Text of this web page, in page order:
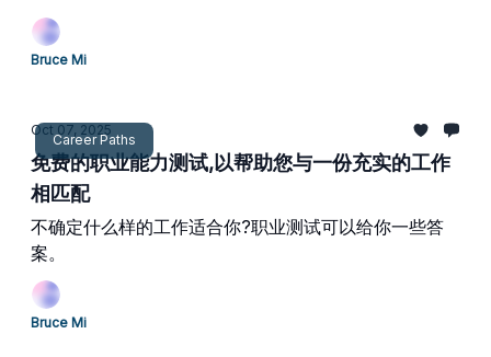
Bruce Mi
Career Paths
Oct 07, 2025
免费的职业能力测试,以帮助您与一份充实的工作
相匹配
不确定什么样的工作适合你?职业测试可以给你一些答
案。
Bruce Mi